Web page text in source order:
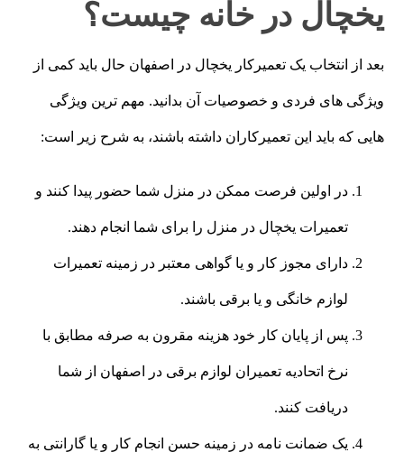
یخچال در خانه چیست؟
بعد از انتخاب یک تعمیرکار یخچال در اصفهان حال باید کمی از
ویژگی های فردی و خصوصیات آن بدانید. مهم ترین ویژگی
هایی که باید این تعمیرکاران داشته باشند، به شرح زیر است:
در اولین فرصت ممکن در منزل شما حضور پیدا کنند و
تعمیرات یخچال در منزل را برای شما انجام دهند.
دارای مجوز کار و یا گواهی معتبر در زمینه تعمیرات
لوازم خانگی و یا برقی باشند.
پس از پایان کار خود هزینه مقرون به صرفه مطابق با
نرخ اتحادیه تعمیران لوازم برقی در اصفهان از شما
دریافت کنند.
یک ضمانت نامه در زمینه حسن انجام کار و یا گارانتی به